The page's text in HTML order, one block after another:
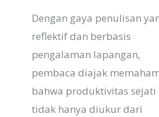
Dengan gaya penulisan
reflektif dan berbasis
pengalaman lapangan,
pembaca diajak
bahwa produktivitas sejati
tidak hanya diukur dari